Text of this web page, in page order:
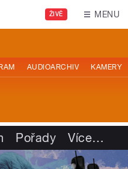
ŽIVĚ MENU
AUDIOARCHIV KAMERY
Pořady Více…